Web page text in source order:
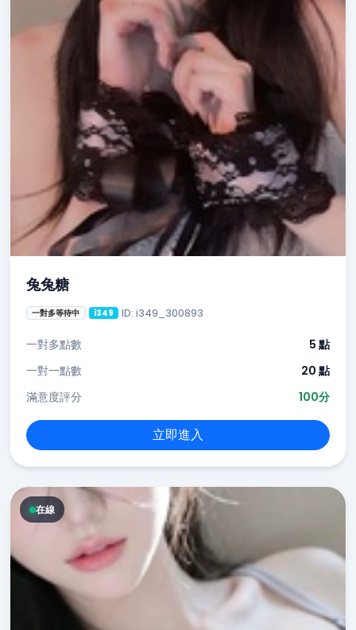
兔兔糖
一對多等待中 i349 ID: i349_300893
一對多點數
5 點
一對一點數
20 點
滿意度評分
100分
立即進入
在線